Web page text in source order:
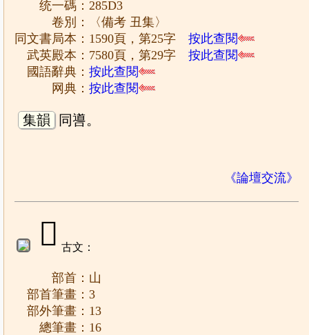
统一碼：285D3
卷別：〈備考 丑集〉
同文書局本：1590頁，第25字按此查閱
武英殿本：7580頁，第29字按此查閱
國語辭典：按此查閱
网典：按此查閱
集韻 同噵。
《論壇交流》
𡽉 古文：
部首：山
部首筆畫：3
部外筆畫：13
總筆畫：16